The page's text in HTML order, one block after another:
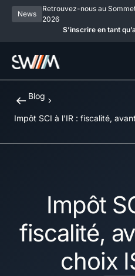
News
Retrouvez-nous au
2026
S’inscrire en tant
Blog
Impôt SCI à l'IR : fiscalité,
Impôt
fiscalité,
choix